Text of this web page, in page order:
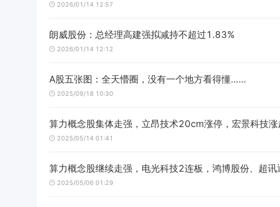
2026/01/14 12:57
朗威股份：总经理高建强拟减持不超过1.83%
2026/01/14 12:12
A股五张图：全天懵圈，没有一个地方看得懂……
2025/09/18 10:30
算力概念股集体走强，立昂技术20cm涨停，宏景科技
2025/05/14 01:41
算力概念股继续走强，电光科技2连板，鸿博股份、超
2025/05/06 01:29